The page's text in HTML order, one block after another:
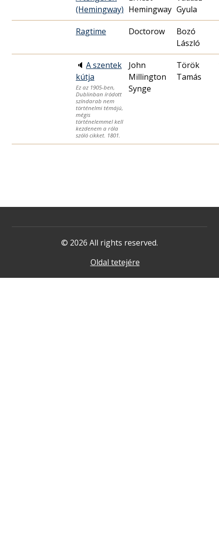
(Hemingway) Hemingway Gyula
Ragtime Doctorow
Bozó
László
🔈 A szentek
kútja
Ez az 1905-ben,
Dublinban íródott
színdarab nem
történelmi témájú,
mégis
történelemmel kell
kezdenem a róla
szóló cikket. 1801.
John
Millington
Synge
Török
Tamás
© 2026 All rights reserved.
Oldal tetejére